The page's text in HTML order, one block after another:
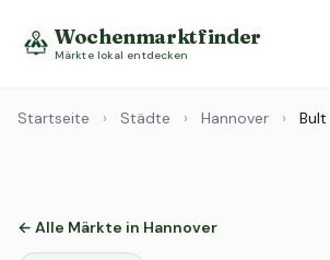
Wochenmarktfinder
Märkte lokal entdecken
Startseite › Städte › Hannover › Bult
← Alle Märkte in Hannover